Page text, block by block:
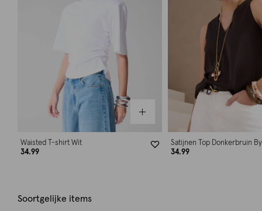
Waisted T-shirt Wit
34.99
Satijnen Top Donkerbruin
34.99
Soortgelijke items